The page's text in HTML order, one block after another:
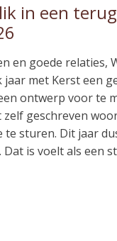
in een
en goede relaties,
jaar met Kerst een
ontwerp voor te
zelf geschreven
te sturen. Dit jaar
Dat is voelt als een